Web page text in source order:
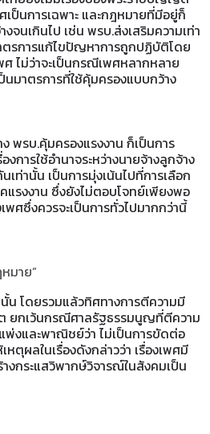
ป็นการเฉพาะ และกฎหมายที่มีอยู่ก็
จนเกินไป เช่น พรบ.ส่งเสริมความเท่า
ตรการแก้ไขปัญหาการถูกปฏิบัติโดย
ศ ไม่ว่าจะเป็นกรณีเพศหลากหลาย
มาตรการที่ใช้คุ้มครองแบบกว้าง
พรบ.คุ้มครองแรงงาน ก็เป็นการ
งการใช้อำนาจระหว่างนายจ้างลูกจ้าง
ท่านั้น เป็นการมุ่งเน้นไปที่การเลือก
แรงงาน ซึ่งยังไม่ตอบโจทย์เพียงพอ
ศซึ่งควรจะเป็นการทั่วไปมากกว่านี้
มาย”
น โดยรวมแล้วทิศทางการตีความมี
ยกเว้นกรณีศาลรัฐธรรมนูญที่ตีความ
พ่งและพาณิชย์ว่า ไม่เป็นการขัดต่อ
หตุผลในเรื่องดังกล่าวว่า เรื่องเพศมี
งกระแสวิพากษ์วิจารณ์ในสังคมเป็น